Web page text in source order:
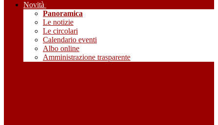
Novità
Panoramica
Le notizie
Le circolari
Calendario eventi
Albo online
Amministrazione trasparente